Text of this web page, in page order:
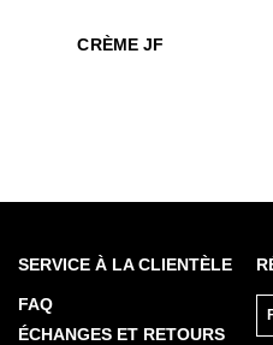
Rodrick Vog Socks
CRÈME JF
SERVICE À LA CLIENTÈLE
FAQ
ÉCHANGES ET RETOURS